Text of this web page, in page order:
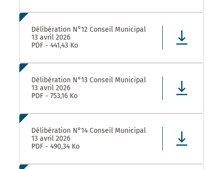
Délibération N°12 Conseil Municipal
13 avril 2026
PDF - 441,43 Ko
Délibération N°13 Conseil Municipal
13 avril 2026
PDF - 753,16 Ko
Délibération N°14 Conseil Municipal
13 avril 2026
PDF - 490,34 Ko